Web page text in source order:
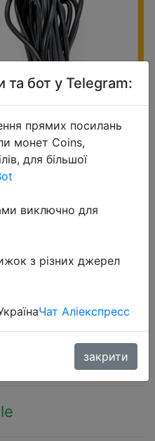
Mobile Phone
Lapel Mic
Laptop PC
та бот у Telegram:
прямих посилань
монет Coins,
для більшої
виключно для
з різних джерел
Чат Аліекспресс
закрити